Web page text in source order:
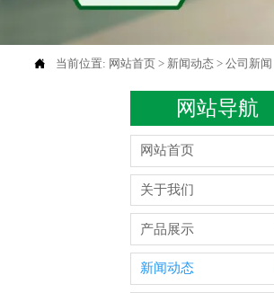
 当前位置: 网站首页> 新闻动态> 公司新闻
网站导航
网站首页
关于我们
产品展示
新闻动态